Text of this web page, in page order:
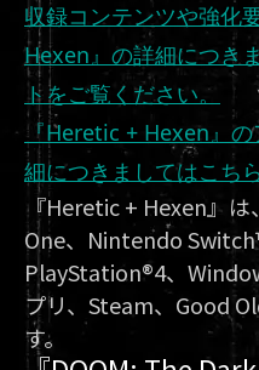
収録コンテンツや強化
Hexen』の詳細につき
トをご覧ください。
『Heretic + Hexen』
細につきましてはこち
『Heretic + Hexen』は
One、Nintendo
PlayStation®4、
プリ、Steam、Good
す。